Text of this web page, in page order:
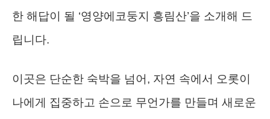
한 해답이 될 ‘영양에코둥지 흥림산’을 소개해 드
립니다.
이곳은 단순한 숙박을 넘어, 자연 속에서 오롯이
나에게 집중하고 손으로 무언가를 만들며 새로운